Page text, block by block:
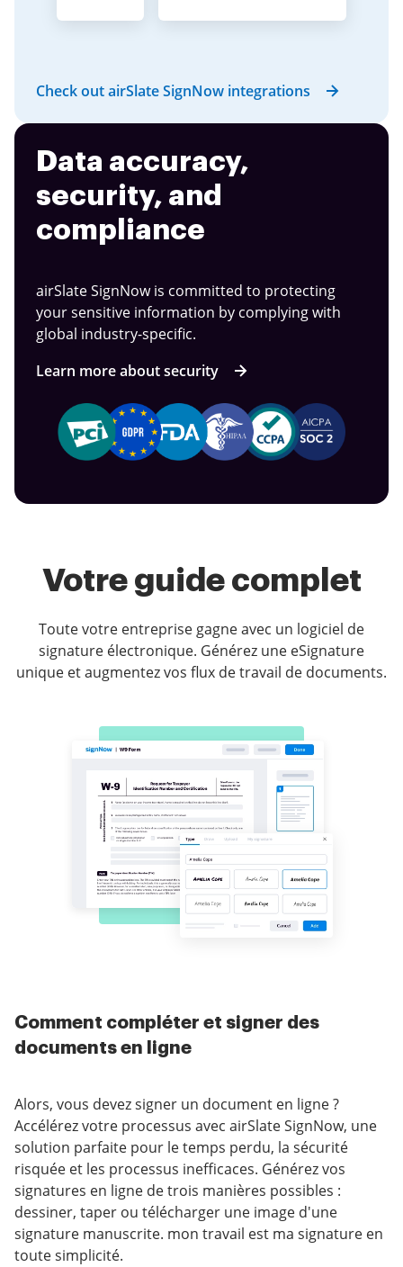
Check out airSlate SignNow integrations
Data accuracy,
security, and
compliance
airSlate SignNow is committed to protecting
your sensitive information by complying with
global industry-specific.
Learn more about security
Votre guide complet
Toute votre entreprise gagne avec un logiciel de
signature électronique. Générez une eSignature
unique et augmentez vos flux de travail de documents.
Comment compléter et signer des
documents en ligne
Alors, vous devez signer un document en ligne ?
Accélérez votre processus avec airSlate SignNow, une
solution parfaite pour le temps perdu, la sécurité
risquée et les processus inefficaces. Générez vos
signatures en ligne de trois manières possibles :
dessiner, taper ou télécharger une image d'une
signature manuscrite. mon travail est ma signature en
toute simplicité.